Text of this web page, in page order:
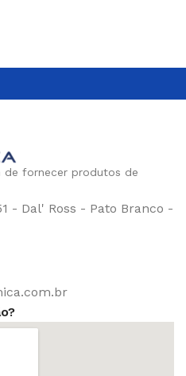
de fornecer produtos de
- Dal' Ross - Pato Branco -